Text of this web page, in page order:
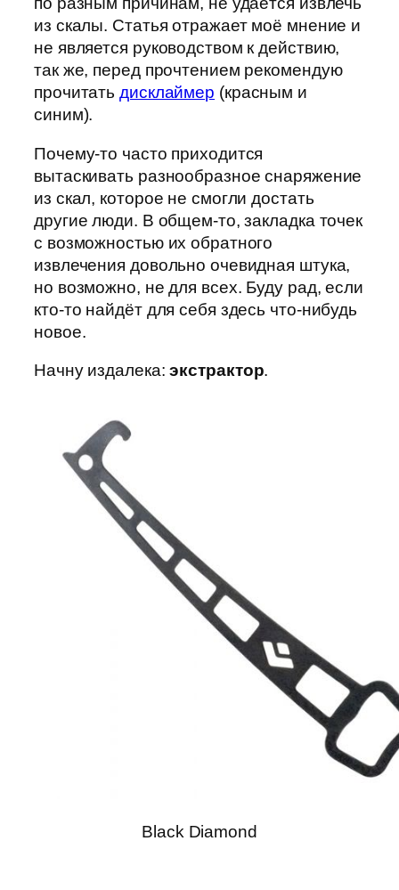
из скалы. Статья отражает моё мнение и
не является руководством к действию,
так же, перед прочтением рекомендую
прочитатьдисклаймер (красным и
синим).
Почему-то часто приходится
вытаскивать разнообразное снаряжение
из скал, которое не смогли достать
другие люди. В общем-то, закладка точек
с возможностью их обратного
извлечения довольно очевидная штука,
но возможно, не для всех. Буду рад, если
кто-то найдёт для себя здесь что-нибудь
новое.
Начну издалека:экстрактор.
Black Diamond